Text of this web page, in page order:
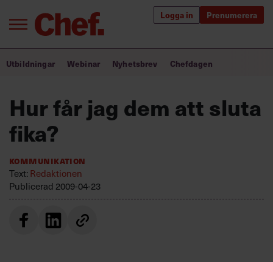
Logga in Prenumerera
Annonsera
Bra ledare förändrar världen
Innehåll från Chef
Utbildning för ledare
Chefakademin+
Populära utbildningar
Utbildningar Webinar Nyhetsbrev Chefdagen
Hur får jag dem att sluta
fika?
Kommunikation
Text:Redaktionen
Publicerad 2009-04-23